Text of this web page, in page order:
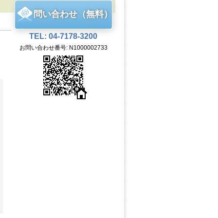
問い合わせ（無料）
TEL: 04-7178-3200
お問い合わせ番号: N1000002733